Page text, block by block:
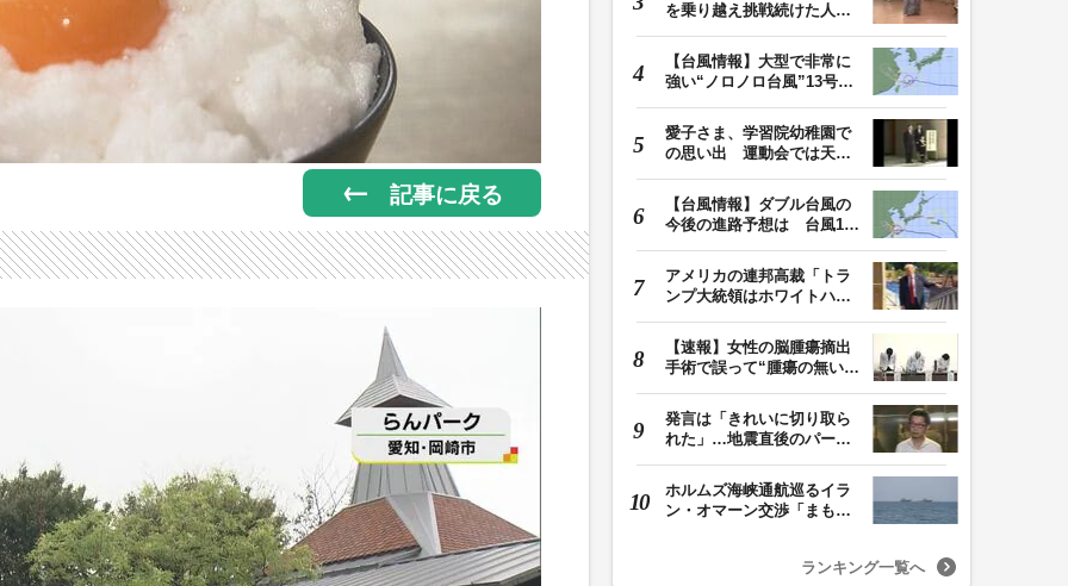
記事に戻る
を乗り越え挑戦続けた人
【台風情報】大型で非常に
強い“ノロノロ台風”13号の
愛子さま、学習院幼稚園で
の思い出 運動会では天皇
【台風情報】ダブル台風の
今後の進路予想は 台風15
アメリカの連邦高裁「トラ
ンプ大統領はホワイトハウ
【速報】女性の脳腫瘍摘出
手術で誤って“腫瘍の無い部
発言は「きれいに切り取ら
れた」…地震直後のパーテ
ホルムズ海峡通航巡るイラ
ン・オマーン交渉「まもな
ランキング一覧へ